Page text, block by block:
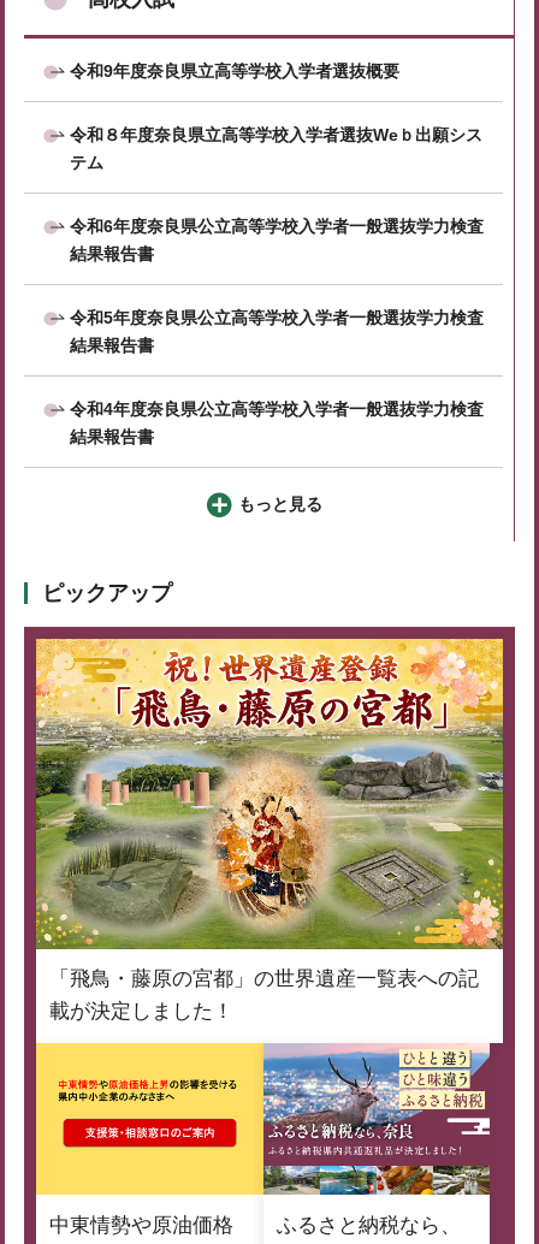
令和9年度奈良県立高等学校入学者選抜概要
令和８年度奈良県立高等学校入学者選抜Weｂ出願シス
テム
令和6年度奈良県公立高等学校入学者一般選抜学力検査
結果報告書
令和5年度奈良県公立高等学校入学者一般選抜学力検査
結果報告書
令和4年度奈良県公立高等学校入学者一般選抜学力検査
結果報告書
もっと見る
ピックアップ
「飛鳥・藤原の宮都」の世界遺産一覧表への記
載が決定しました！
中東情勢や原油価格
ふるさと納税なら、